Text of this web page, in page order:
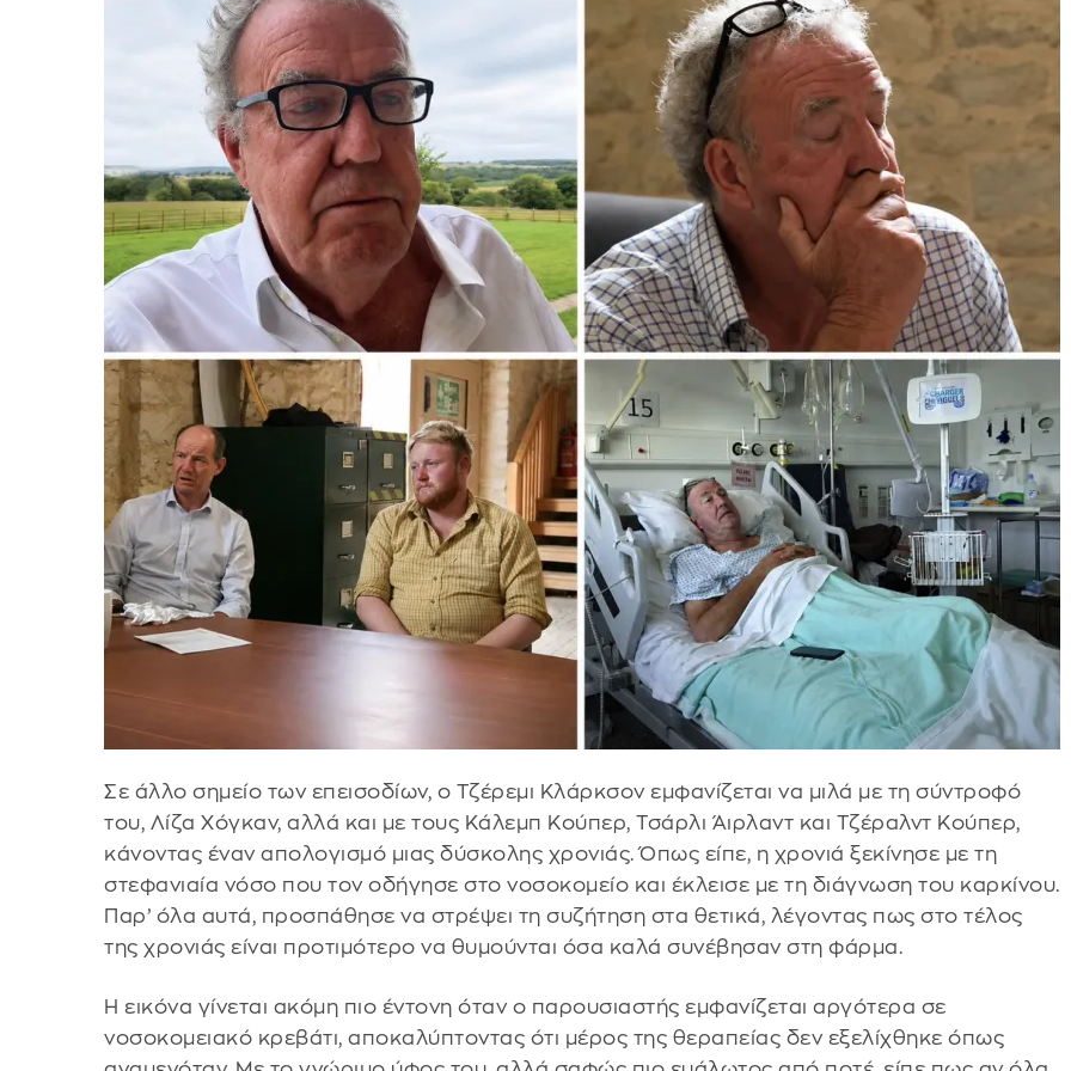
Σε άλλο σημείο των επεισοδίων, ο Τζέρεμι Κλάρκσον εμφανίζεται να μιλά με τη σύντροφό
του, Λίζα Χόγκαν, αλλά και με τους Κάλεμπ Κούπερ, Τσάρλι Άιρλαντ και Τζέραλντ Κούπερ,
κάνοντας έναν απολογισμό μιας δύσκολης χρονιάς. Όπως είπε, η χρονιά ξεκίνησε με τη
στεφανιαία νόσο που τον οδήγησε στο νοσοκομείο και έκλεισε με τη διάγνωση του καρκίνου.
Παρ’ όλα αυτά, προσπάθησε να στρέψει τη συζήτηση στα θετικά, λέγοντας πως στο τέλος
της χρονιάς είναι προτιμότερο να θυμούνται όσα καλά συνέβησαν στη φάρμα.
Η εικόνα γίνεται ακόμη πιο έντονη όταν ο παρουσιαστής εμφανίζεται αργότερα σε
νοσοκομειακό κρεβάτι, αποκαλύπτοντας ότι μέρος της θεραπείας δεν εξελίχθηκε όπως